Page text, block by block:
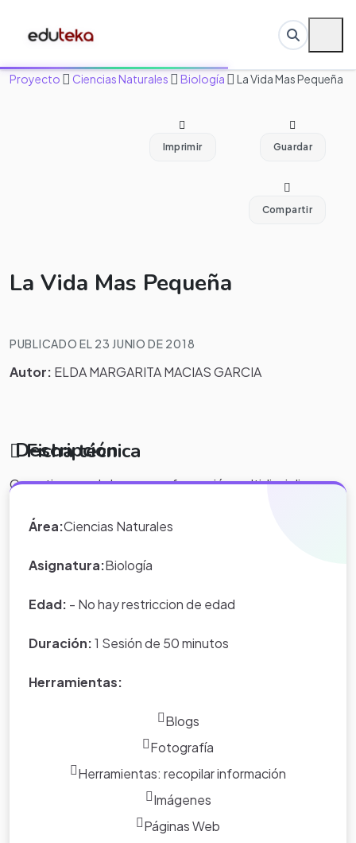
Proyecto Ciencias Naturales Biología La Vida Mas Pequeña
Imprimir Guardar
Compartir
La Vida Mas Pequeña
PUBLICADO EL 23 JUNIO DE 2018
Autor: ELDA MARGARITA MACIAS GARCIA
Descripción
Garantizar en el alumno una formación multidisciplinar,
mediante una metodologia que le permita desarrollar
logrando Identificar a la Célula como la unidad estructural
Ficha técnica
Área:Ciencias Naturales
Asignatura:Biología
Edad: - No hay restriccion de edad
Duración:1 Sesión de 50 minutos
Herramientas:
Blogs
Fotografía
Herramientas: recopilar información
Imágenes
Páginas Web